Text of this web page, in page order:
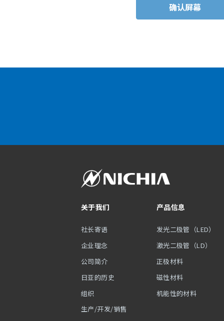
关于我们
社长寄语
企业理念
公司简介
日亚的历史
组织
生产/开发/销售
产品信息
发光二极管（LED）
激光二极管（LD）
正极材料
磁性材料
机能性的材料